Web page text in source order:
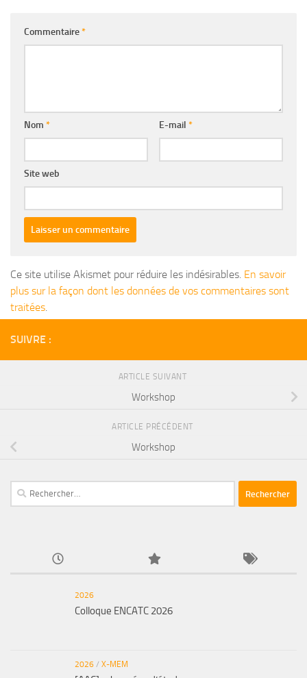
Commentaire*
Nom * E-mail *
Site web
Ce site utilise Akismet pour réduire les indésirables. En savoir
plus sur la façon dont les données de vos commentaires sont
traitées.
SUIVRE :
ARTICLE SUIVANT
Workshop
ARTICLE PRÉCÉDENT
Workshop
Rechercher :
2026
Colloque ENCATC 2026
2026 / X-MEM